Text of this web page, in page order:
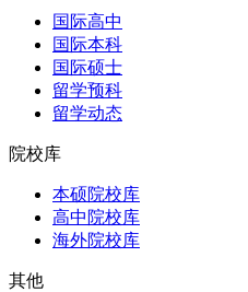
国际高中
国际本科
国际硕士
留学预科
留学动态
院校库
本硕院校库
高中院校库
海外院校库
其他